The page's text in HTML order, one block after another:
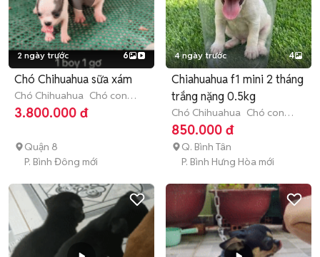
2 ngày trước 6
Chó Chihuahua sữa xám
Chó Chihuahua Chó con
(dưới 3 tháng tuổi)
3.800.000 đ
Quận 8
P. Bình Đông mới
4 ngày trước 4
Chiahuahua f1 mini 2 tháng
trắng nặng 0.5kg
Chó Chihuahua Chó con
(dưới 3 tháng tuổi)
850.000 đ
Q. Bình Tân
P. Bình Hưng Hòa mới